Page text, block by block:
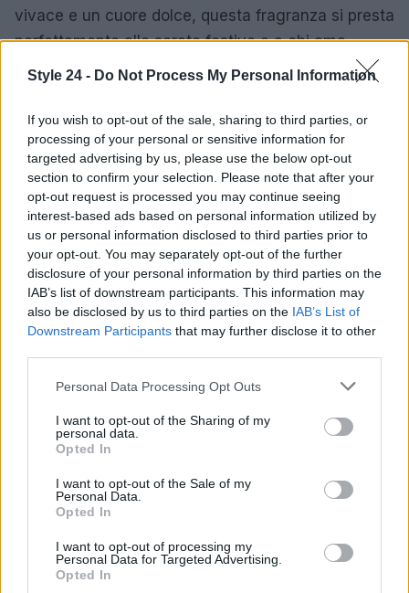
Style 24 - Do Not Process My Personal Information
If you wish to opt-out of the sale, sharing to third parties, or
processing of your personal or sensitive information for
targeted advertising by us, please use the below opt-out
section to confirm your selection. Please note that after your
opt-out request is processed you may continue seeing
interest-based ads based on personal information utilized by
us or personal information disclosed to third parties prior to
your opt-out. You may separately opt-out of the further
disclosure of your personal information by third parties on the
IAB’s list of downstream participants. This information may
also be disclosed by us to third parties on the IAB’s List of
Downstream Participants that may further disclose it to other
Please note that this website/app uses one or more Google
not limited to your visit or usage behaviour. You may click to
grant or deny consent to Google and its third-party tags to
use your data for below specified purposes in below Google
consent section.
Personal Data Processing Opt Outs
I want to opt-out of the Sharing of my
personal data.
Opted In
I want to opt-out of the Sale of my
Personal Data.
Opted In
I want to opt-out of processing my
Personal Data for Targeted Advertising.
Opted In
vivace e un cuore dolce, questa fragranza si presta
perfettamente alle serate festive e a chi ama
attirare l’attenzione. Le note calde e avvolgenti si
olfattiva unica.
Il Natale rappresenta un momento ideale per
scoprire nuove fragranze che celebrano la bellezza
e l’intimità di questa stagione. La scelta della
fragranza appropriata non è solo un gesto di stile,
ma anche un modo per vivere appieno l’atmosfera
natalizia attraverso i sensi.
Staff